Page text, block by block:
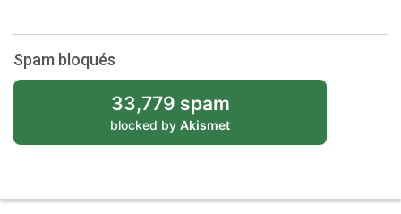
Spam bloqués
33,779 spam
blocked by Akismet